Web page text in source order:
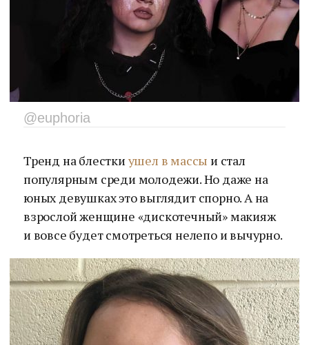
@euphoria
Тренд на блестки ушел в массы и стал
популярным среди молодежи. Но даже на
юных девушках это выглядит спорно. А на
взрослой женщине «дискотечный» макияж
и вовсе будет смотреться нелепо и вычурно.